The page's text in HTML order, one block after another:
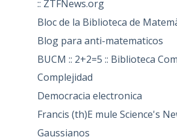
:: ZTFNews.org
Bloc de la Biblioteca de
Blog para anti-matematicos
BUCM :: 2+2=5 :: Biblioteca
Complejidad
Democracia electronica
Francis (th)E mule Science's
Gaussianos